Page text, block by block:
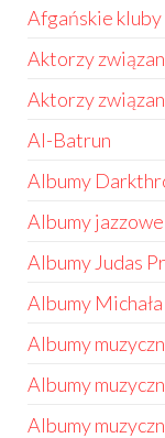
Afgańskie kluby
Aktorzy
Aktorzy
Al-Batrun
Albumy
Albumy jazzowe
Albumy Judas
Albumy Michała
Albumy
Albumy
Albumy